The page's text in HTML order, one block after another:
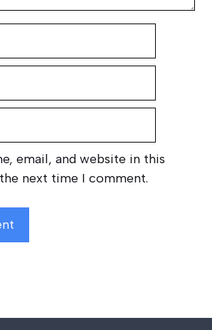
email, and website in this
next time I comment.